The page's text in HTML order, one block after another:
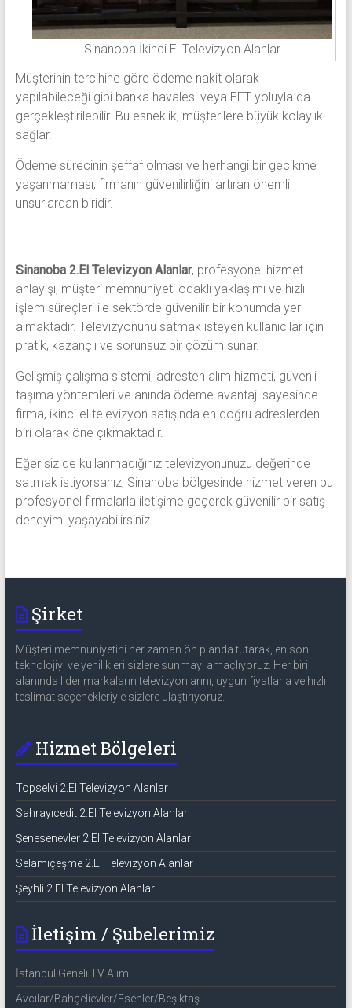
Sinanoba İkinci El Televizyon Alanlar
Müşterinin tercihine göre ödeme nakit olarak
yapılabileceği gibi banka havalesi veya EFT yoluyla da
gerçekleştirilebilir. Bu esneklik, müşterilere büyük kolaylık
sağlar.
Ödeme sürecinin şeffaf olması ve herhangi bir gecikme
yaşanmaması, firmanın güvenilirliğini artıran önemli
unsurlardan biridir.
Sinanoba 2.El Televizyon Alanlar, profesyonel hizmet
anlayışı, müşteri memnuniyeti odaklı yaklaşımı ve hızlı
işlem süreçleri ile sektörde güvenilir bir konumda yer
almaktadır. Televizyonunu satmak isteyen kullanıcılar için
pratik, kazançlı ve sorunsuz bir çözüm sunar.
Gelişmiş çalışma sistemi, adresten alım hizmeti, güvenli
taşıma yöntemleri ve anında ödeme avantajı sayesinde
firma, ikinci el televizyon satışında en doğru adreslerden
biri olarak öne çıkmaktadır.
Eğer siz de kullanmadığınız televizyonunuzu değerinde
satmak istiyorsanız, Sinanoba bölgesinde hizmet veren bu
profesyonel firmalarla iletişime geçerek güvenilir bir satış
deneyimi yaşayabilirsiniz.
Şirket
Müşteri memnuniyetini her zaman ön planda tutarak, en son
teknolojiyi ve yenilikleri sizlere sunmayı amaçlıyoruz. Her biri
alanında lider markaların televizyonlarını, uygun fiyatlarla ve hızlı
teslimat seçenekleriyle sizlere ulaştırıyoruz.
Hizmet Bölgeleri
Topselvi 2.El Televizyon Alanlar
Sahrayıcedit 2.El Televizyon Alanlar
Şenesenevler 2.El Televizyon Alanlar
Selamiçeşme 2.El Televizyon Alanlar
Şeyhli 2.El Televizyon Alanlar
İletişim / Şubelerimiz
İstanbul Geneli TV Alımı
Avcılar/Bahçelievler/Esenler/Beşiktaş